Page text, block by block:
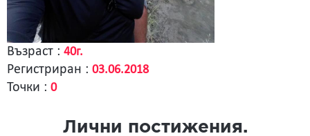
Възраст : 40г.
Регистриран : 03.06.2018
Точки : 0
Лични постижения.